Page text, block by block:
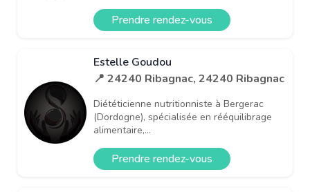
Prendre rendez-vous
Estelle Goudou
📍 24240 Ribagnac, 24240 Ribagnac
Diététicienne nutritionniste à Bergerac
(Dordogne), spécialisée en rééquilibrage
alimentaire,...
Prendre rendez-vous